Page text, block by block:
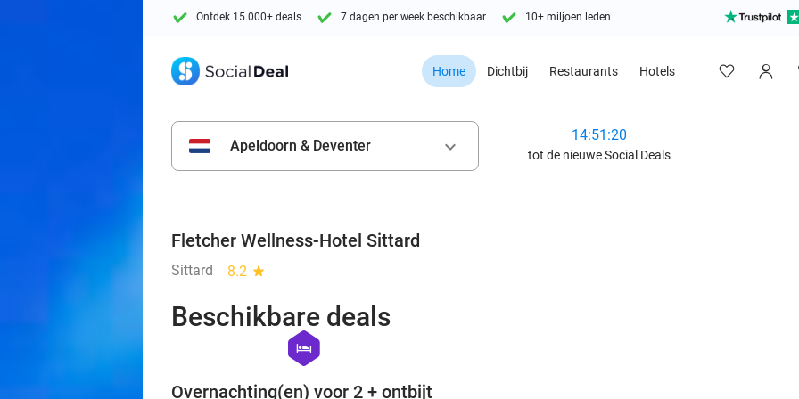
Ontdek 15.000+ deals 7 dagen per week beschikbaar 10+ miljoen leden
Home Dichtbij Restaurants Hotels
Apeldoorn & Deventer keyboard_arrow_down
14:51:18
tot de nieuwe Social Deals
Fletcher Wellness-Hotel Sittard
Sittard 8.2 star
Beschikbare deals
hexagon
hotel
Overnachting(en) voor 2 + ontbijt